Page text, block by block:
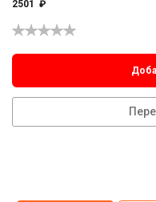
2501 ₽